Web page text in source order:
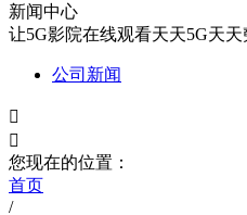
新闻中心
让5G影院在线观看天天5G天
公司新闻


您现在的位置：
首页
/